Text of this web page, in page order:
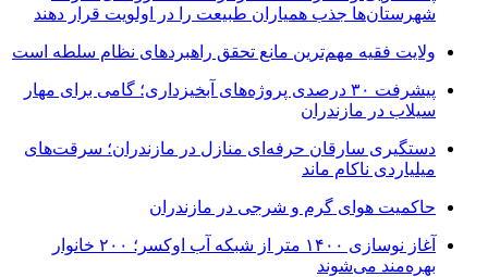
شهرستان‌ها جذب همیاران طبیعت را در اولویت قرار دهند
ولایت فقیه مهم‌ترین مانع تحقق راهبردهای نظام سلطه است
پیشرفت ۳۰ درصدی پروژه‌های آبخیزداری؛ گامی برای مهار
سیلاب در مازندران
دستگیری سارقان حرفه‌ای منازل در مازندران؛ سرقت‌های
میلیاردی ناکام ماند
حاکمیت هوای گرم و شرجی در مازندران
آغاز نوسازی ۱۴۰۰ متر از شبکه آب اوکسر؛ ۲۰۰ خانوار
بهره‌مند می‌شوند